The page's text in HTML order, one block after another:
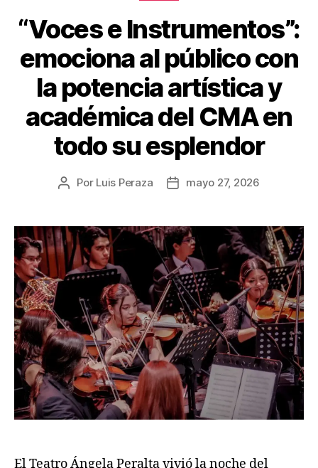
“Voces e Instrumentos”:
emociona al público con
la potencia artística y
académica del CMA en
todo su esplendor
Por Luis Peraza mayo 27, 2026
El Teatro Ángela Peralta vivió la noche del